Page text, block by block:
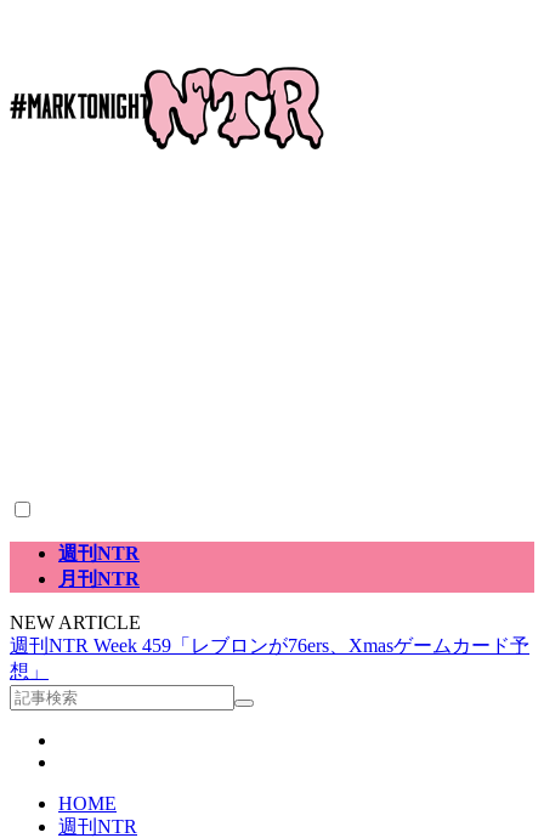
週刊NTR
月刊NTR
NEW ARTICLE
週刊NTR Week 459「レブロンが76ers、Xmasゲームカード予
想」
HOME
週刊NTR